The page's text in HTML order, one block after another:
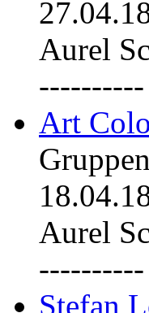
Aurel
----------
Art
Aurel
----------
Stefan